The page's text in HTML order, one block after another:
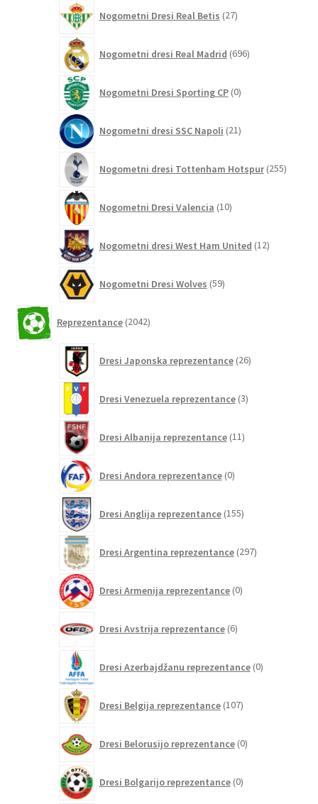
Nogometni Dresi Real Betis 27izdelkov
Nogometni dresi Real Madrid 696izdelkov
Nogometni Dresi Sporting CP 0izdelkov
Nogometni dresi SSC Napoli 21izdelkov
Nogometni dresi Tottenham Hotspur 255
Nogometni Dresi Valencia 10izdelkov
Nogometni dresi West Ham United 12izdelkov
Nogometni Dresi Wolves 59izdelkov
Reprezentance 2042izdelkov
Dresi Japonska reprezentance 26izdelkov
Dresi Venezuela reprezentance 3izdelki
Dresi Albanija reprezentance 11izdelkov
Dresi Andora reprezentance 0izdelkov
Dresi Anglija reprezentance 155izdelkov
Dresi Argentina reprezentance 297izdelkov
Dresi Armenija reprezentance 0izdelkov
Dresi Avstrija reprezentance 6izdelkov
Dresi Azerbajdžanu reprezentance 0izdelkov
Dresi Belgija reprezentance 107izdelkov
Dresi Belorusijo reprezentance 0izdelkov
Dresi Bolgarijo reprezentance 0izdelkov